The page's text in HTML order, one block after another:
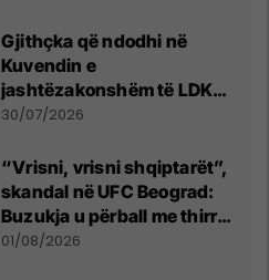
Gjithçka që ndodhi në
Kuvendin e
jashtëzakonshëm të LDK-
së
30/07/2026
“Vrisni, vrisni shqiptarët”,
skandal në UFC Beograd:
Buzukja u përball me thirrje
anti-shqiptare nga
01/08/2026